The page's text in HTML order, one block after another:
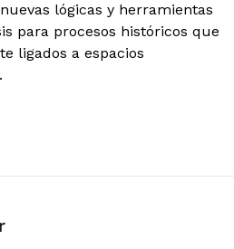
lógicas y herramientas
para procesos históricos que
ligados a espacios